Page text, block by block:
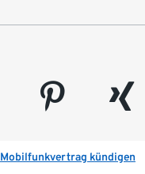
pinterest xing
Mobilfunkvertrag kündigen